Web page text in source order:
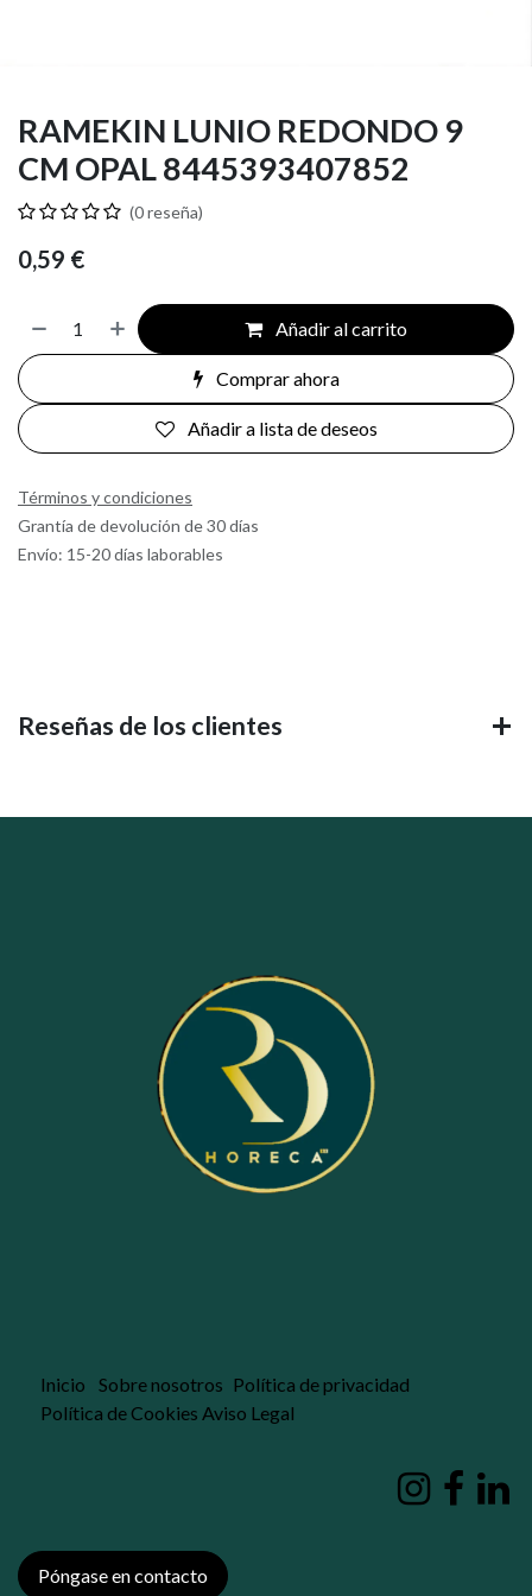
RAMEKIN LUNIO REDONDO 9
CM OPAL 8445393407852
(0 reseña)
0,59 €
Añadir al carrito
Comprar ahora
Añadir a lista de deseos
Términos y condiciones
Grantía de devolución de 30 días
Envío: 15-20 días laborables
Reseñas de los clientes
Inicio Sobre nosotros Política de privacidad
Política de Cookies Aviso Legal
Póngase en contacto